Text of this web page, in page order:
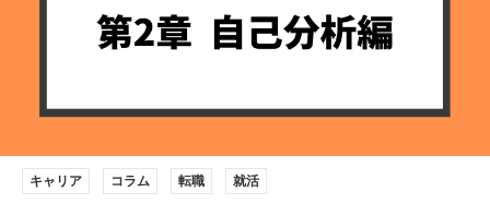
キャリア コラム 転職 就活